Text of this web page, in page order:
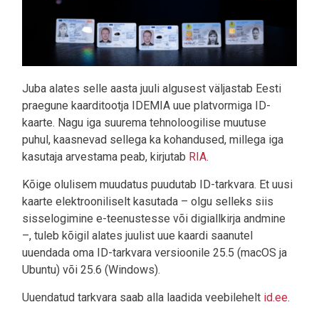
Juba alates selle aasta juuli algusest väljastab Eesti
praegune kaarditootja IDEMIA uue platvormiga ID-
kaarte. Nagu iga suurema tehnoloogilise muutuse
puhul, kaasnevad sellega ka kohandused, millega iga
kasutaja arvestama peab, kirjutab RIA.
Kõige olulisem muudatus puudutab ID-tarkvara. Et uusi
kaarte elektrooniliselt kasutada – olgu selleks siis
sisselogimine e-teenustesse või digiallkirja andmine
–, tuleb kõigil alates juulist uue kaardi saanutel
uuendada oma ID-tarkvara versioonile 25.5 (macOS ja
Ubuntu) või 25.6 (Windows).
Uuendatud tarkvara saab alla laadida veebilehelt id.ee.